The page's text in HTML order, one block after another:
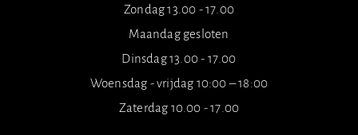
Zondag 13.00 - 17.00
Maandag gesloten
Dinsdag 13.00 - 17.00
Woensdag - vrijdag 10:00 – 18:00
Zaterdag 10.00 - 17.00